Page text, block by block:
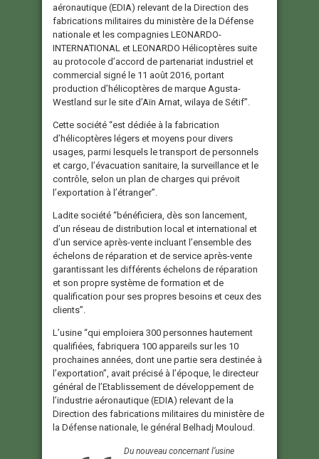
aéronautique (EDIA) relevant de la Direction des
fabrications militaires du ministère de la Défense
nationale et les compagnies LEONARDO-
INTERNATIONAL et LEONARDO Hélicoptères suite
au protocole d’accord de partenariat industriel et
commercial signé le 11 août 2016, portant
production d’hélicoptères de marque Agusta-
Westland sur le site d’Aïn Arnat, wilaya de Sétif”.
Cette société “est dédiée à la fabrication
d’hélicoptères légers et moyens pour divers
usages, parmi lesquels le transport de personnels
et cargo, l’évacuation sanitaire, la surveillance et le
contrôle, selon un plan de charges qui prévoit
l’exportation à l’étranger”.
Ladite société “bénéficiera, dès son lancement,
d’un réseau de distribution local et international et
d’un service après-vente incluant l’ensemble des
échelons de réparation et de service après-vente
garantissant les différents échelons de réparation
et son propre système de formation et de
qualification pour ses propres besoins et ceux des
clients”.
L’usine “qui emploiera 300 personnes hautement
qualifiées, fabriquera 100 appareils sur les 10
prochaines années, dont une partie sera destinée à
l’exportation”, avait précisé à l’époque, le directeur
général de l’Etablissement de développement de
l’industrie aéronautique (EDIA) relevant de la
Direction des fabrications militaires du ministère de
la Défense nationale, le général Belhadj Mouloud.
Du nouveau concernant l’usine